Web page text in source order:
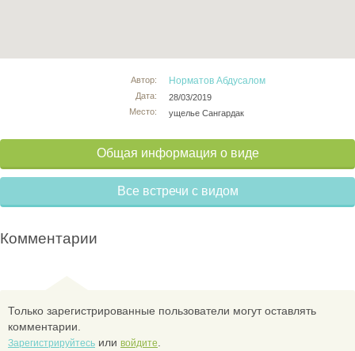
Автор:
Дата:
Место:
Норматов Абдусалом
28/03/2019
ущелье Сангардак
Общая информация о виде
Все встречи с видом
Комментарии
Только зарегистрированные пользователи могут оставлять
комментарии.
Зарегистрируйтесь или войдите